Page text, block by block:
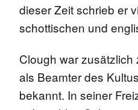
dieser Zeit schrieb er
schottischen und
Clough war
als Beamter des
bekannt. In seiner